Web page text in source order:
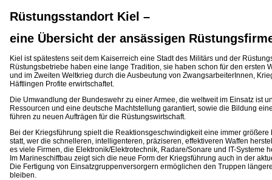
Rüstungsstandort Kiel –
eine Übersicht der ansässigen
Kiel ist spätestens seit dem Kaiserreich eine Stadt des Militärs und der
Rüstungsbetriebe haben eine lange Tradition, sie haben schon für den ersten
und im Zweiten Weltkrieg durch die Ausbeutung von ZwangsarbeiterInnen,
Häftlingen Profite erwirtschaftet.
Die Umwandlung der Bundeswehr zu einer Armee, die weltweit im Einsatz ist
Ressourcen und eine deutsche Machtstellung garantiert, sowie die Bildung
führen zu neuen Aufträgen für die Rüstungswirtschaft.
Bei der Kriegsführung spielt die Reaktionsgeschwindigkeit eine immer größere
statt, wer die schnelleren, intelligenteren, präziseren, effektiveren Waffen
es viele Firmen, die Elektronik/Elektrotechnik, Radare/Sonare und IT-Systeme
Im Marineschiffbau zeigt sich die neue Form der Kriegsführung auch in der
Die Fertigung von Einsatzgruppenversorgern ermöglichen den Truppen
bleiben.